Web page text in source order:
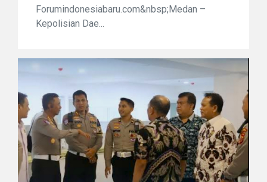
Forumindonesiabaru.com&nbsp;Medan –
Kepolisian Dae...